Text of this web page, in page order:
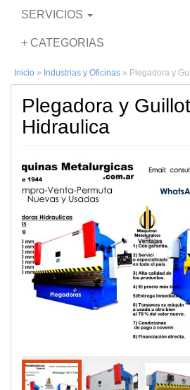
SERVICIOS
+ CATEGORIAS
Inicio » Industrias y Oficinas » Plegadora y
Plegadora y
Hidraulica